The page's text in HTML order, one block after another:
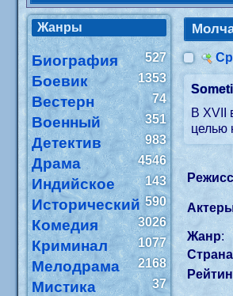
Жанры
Биография 527
Боевик 1353
Вестерн 74
Военный 351
Детектив 983
Драма 4546
Индийское 143
Исторический 590
Комедия 3026
Криминал 1077
Мелодрама 2168
Мистика 37
В XVII
целью
Жанр:
Страна